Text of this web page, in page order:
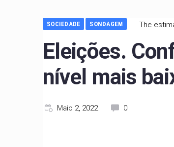
SOCIEDADE SONDAGEM The
Eleições.
nível mais
Maio 2, 2022 0